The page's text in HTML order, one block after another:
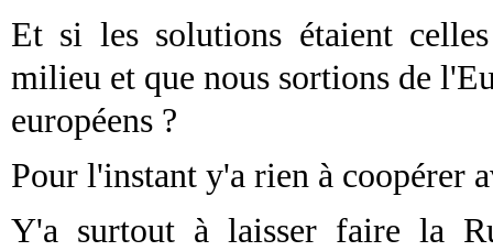
Et si les solutions étaient
milieu et que nous sortions de
européens ?
Pour l'instant y'a rien à coopérer
Y'a surtout à laisser faire la